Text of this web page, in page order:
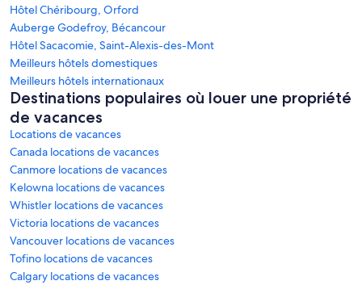
Hôtel Chéribourg, Orford
Auberge Godefroy, Bécancour
Hôtel Sacacomie, Saint-Alexis-des-Mont
Meilleurs hôtels domestiques
Meilleurs hôtels internationaux
Destinations populaires où louer une propriété
de vacances
Locations de vacances
Canada locations de vacances
Canmore locations de vacances
Kelowna locations de vacances
Whistler locations de vacances
Victoria locations de vacances
Vancouver locations de vacances
Tofino locations de vacances
Calgary locations de vacances